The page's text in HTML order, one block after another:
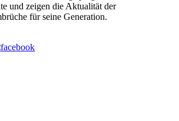
und zeigen die Aktualität der
für seine Generation.